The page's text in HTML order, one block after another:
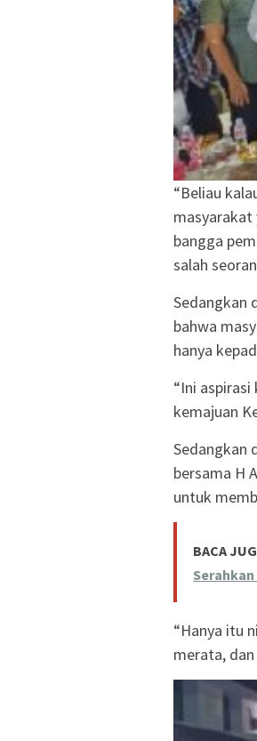
“Beliau
masyarakat
bangga
salah
Sedangkan
bahwa
hanya
“Ini
kemajuan
Sedangkan
bersama H
untuk
BACA
“Hanya itu
merata,